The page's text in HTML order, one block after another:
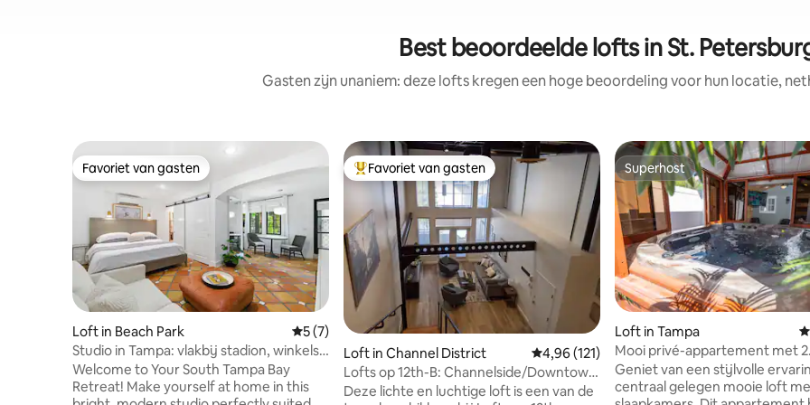
Best beoordeelde lofts in St.
Gasten zijn unaniem: deze lofts kregen een hoge beoordeling voor hun locatie,
Favoriet van gasten
Favoriet van gasten
Loft in Beach Park Gemiddelde beoordeling van 5 op 5, 7 recensies
5 (7)
Studio in Tampa: vlakbij stadion, winkels
en stranden
Welcome to Your South Tampa Bay
Retreat! Make yourself at home in this
Topfavoriet van gasten
Favoriet van gasten
Loft in Channel District Gemiddelde beoordeling van 4,96 op 5, 121
4,96 (121)
Lofts op 12th-B: Channelside/Downtown
Tampa
Deze lichte en luchtige loft is een van de
Superhost
Superhost
Loft in Tampa
Mooi privé-appartement met 2
slaapkamers en bubbelbad.
Geniet van een stijlvolle
centraal gelegen mooie loft